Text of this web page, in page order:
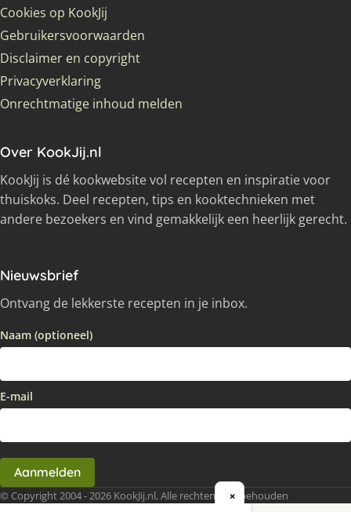
Cookies op KookJij
Gebruikersvoorwaarden
Disclaimer en copyright
Privacyverklaring
Onrechtmatige inhoud melden
Over KookJij.nl
KookJij is dé kookwebsite vol recepten en inspiratie voor
thuiskoks. Deel recepten, tips en kooktechnieken met
andere bezoekers en vind gemakkelijk een heerlijk gerecht.
Nieuwsbrief
Ontvang de lekkerste recepten in je inbox.
Naam (optioneel)
E-mail
Aanmelden
© Copyright 2004 - 2026 KookJij.nl, Alle rechten voorbehouden
×